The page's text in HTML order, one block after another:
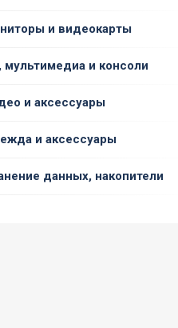
и видеокарты
мультимедиа и консоли
и аксессуары
и аксессуары
данных, накопители